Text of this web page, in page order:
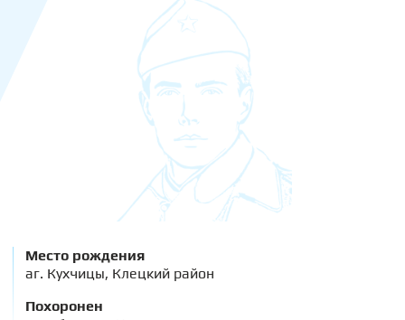
Место рождения
аг. Кухчицы, Клецкий район
Похоронен